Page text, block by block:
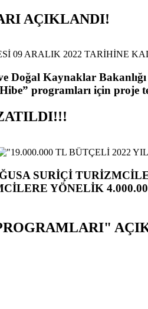
AÇIKLANDI!
Kaynaklar
programları için proje
SURİÇİ
YÖNELİK